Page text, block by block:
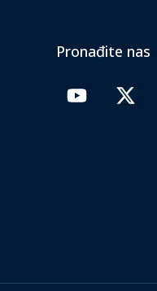
Pronađite nas